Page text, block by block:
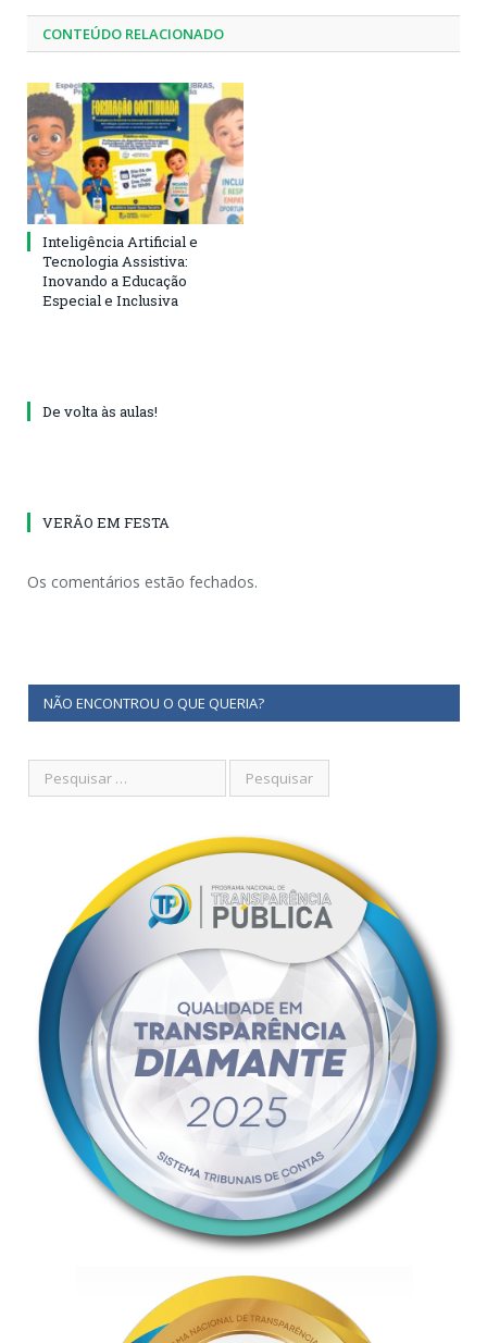
CONTEÚDO RELACIONADO
Inteligência Artificial e
Tecnologia Assistiva:
Inovando a Educação
Especial e Inclusiva
De volta às aulas!
VERÃO EM FESTA
Os comentários estão fechados.
NÃO ENCONTROU O QUE QUERIA?